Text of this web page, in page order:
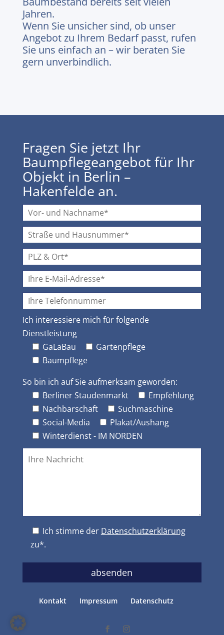
Jahren.
Wenn Sie unsicher sind, ob unser
Angebot zu Ihrem Bedarf passt, rufen
Sie uns einfach an – wir beraten Sie
gern unverbindlich.
Fragen Sie jetzt Ihr
Baumpflegeangebot für Ihr
Objekt in Berlin –
Hakenfelde an.
Ich interessiere mich für folgende
Dienstleistung
GaLaBau
Gartenpflege
Baumpflege
So bin ich auf Sie aufmerksam geworden:
Berliner Staudenmarkt
Empfehlung
Nachbarschaft
Suchmaschine
Social-Media
Plakat/Aushang
Winterdienst - IM NORDEN
Ich stimme der Datenschutzerklärung
zu*.
Kontakt Impressum Datenschutz